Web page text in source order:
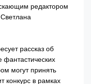
редактором
рассказ об
фантастических
могут принять
конкурс в рамках